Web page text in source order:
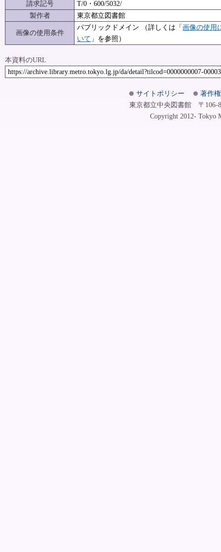
請求記号
T/0・600/5032/
製作者
東京都立図書館
画像の使用条件
パブリックドメイン （詳しくは「画像の使用
いて 」を参照）
本資料のURL
https://archive.library.metro.tokyo.lg.jp/da/detail?tilcod=0000000007-
サイトポリシー
著作
東京都立中央図書館 〒106-
Copyright 2012- Tokyo